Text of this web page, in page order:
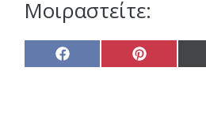
Μοιραστείτε:
Share
on
Share
on